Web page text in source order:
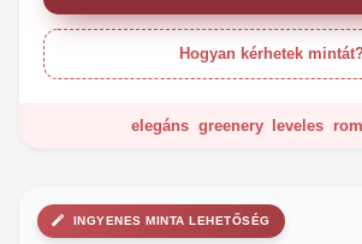
Hogyan kérhetek mintát?
elegáns greenery leveles
INGYENES MINTA LEHETŐSÉG